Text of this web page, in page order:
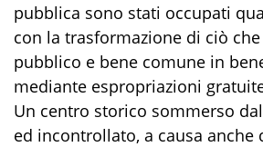
pubblica sono stati occupati
con la trasformazione di ciò
pubblico e bene comune in
mediante espropriazioni
Un centro storico sommerso
ed incontrollato, a causa anche